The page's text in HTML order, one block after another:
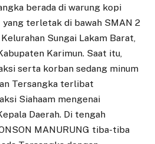
berada di warung kopi
terletak di bawah SMAN 2
Kelurahan Sungai Lakam Barat,
Karimun. Saat itu,
serta korban sedang minum
Tersangka terlibat
Siahaam mengenai
Daerah. Di tengah
MANURUNG tiba-tiba